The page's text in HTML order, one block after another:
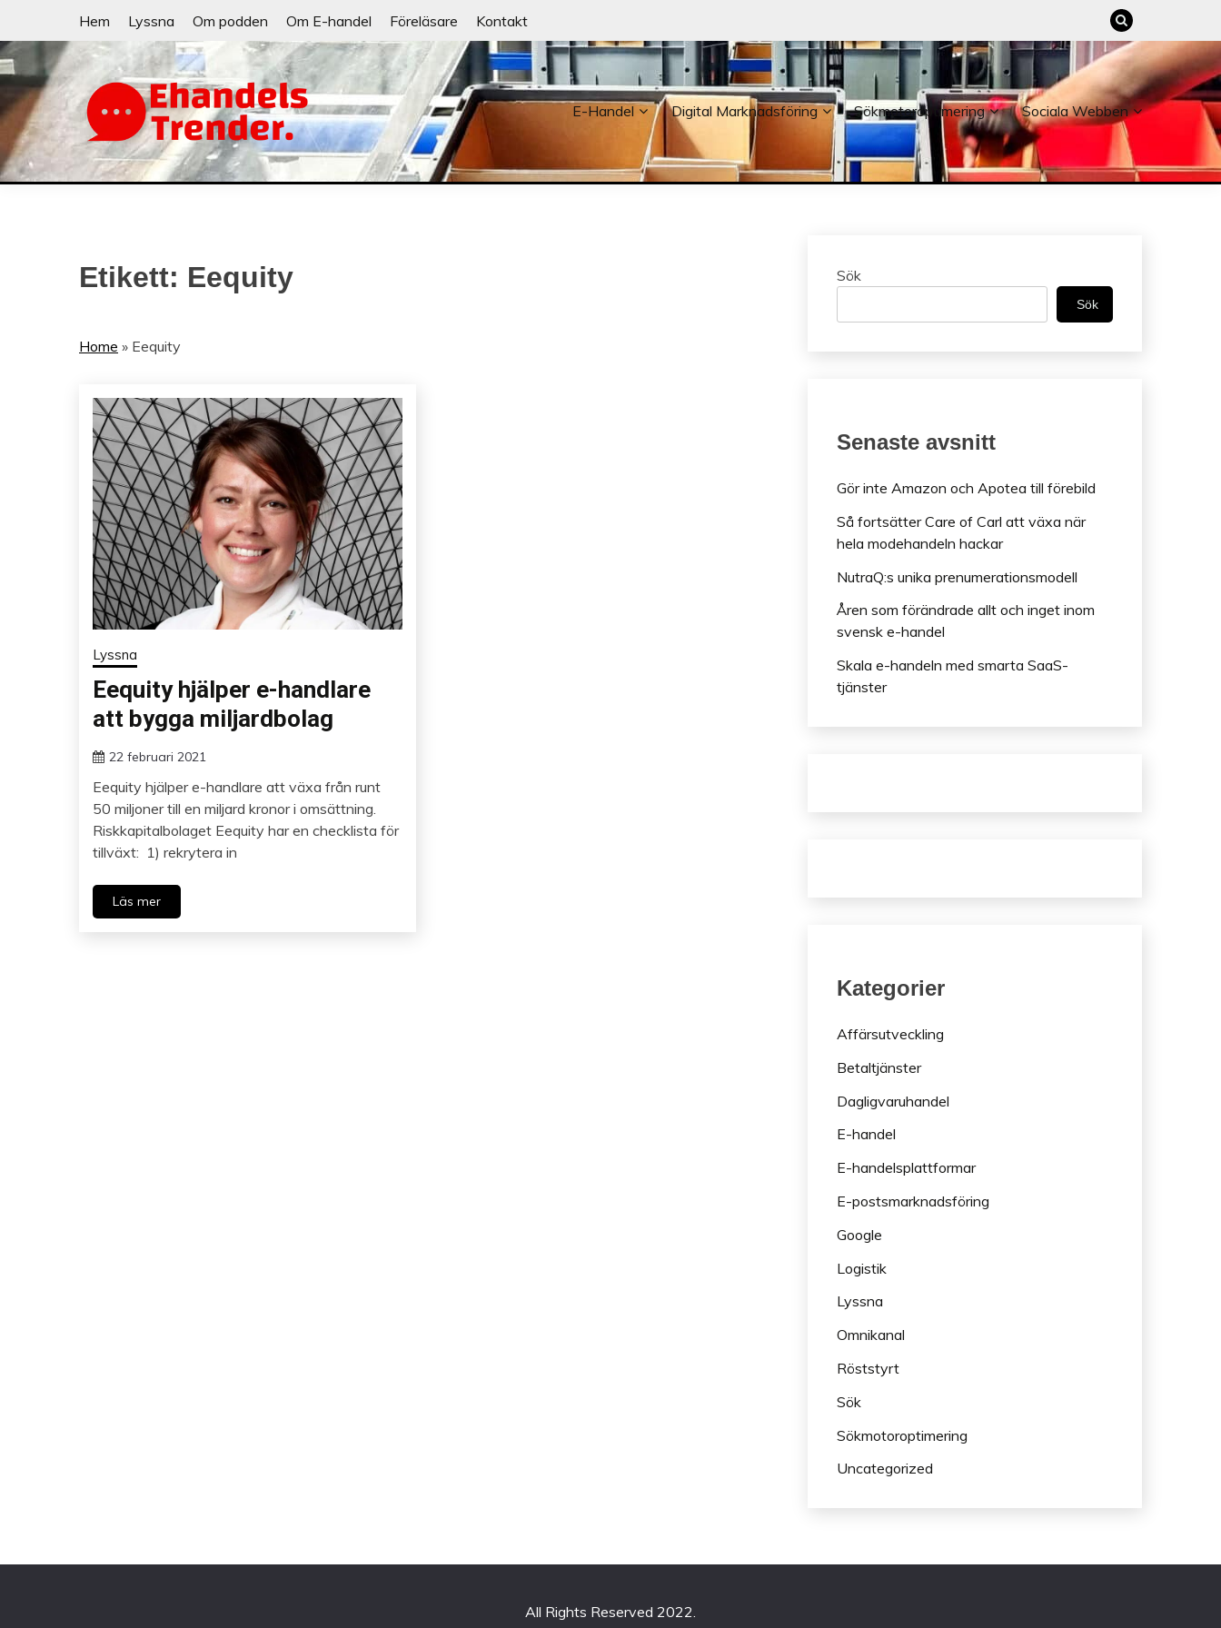
content
Hem Lyssna Om podden Om E-handel Föreläsare Kontakt
EHANDELSTRENDER
När allt blir e-handel
E-Handel Digital Marknadsföring Sökmotoroptimering Sociala Webben
Etikett: Eequity
Home » Eequity
Lyssna
Eequity hjälper e-handlare
att bygga miljardbolag
22 februari 2021
Eequity hjälper e-handlare att växa från runt
50 miljoner till en miljard kronor i omsättning.
Riskkapitalbolaget Eequity har en checklista för
tillväxt: 1) rekrytera in
Läs mer
Sök
Sök
Senaste avsnitt
Gör inte Amazon och Apotea till förebild
Så fortsätter Care of Carl att växa när
hela modehandeln hackar
NutraQ:s unika prenumerationsmodell
Åren som förändrade allt och inget inom
svensk e-handel
Skala e-handeln med smarta SaaS-
tjänster
Kategorier
Affärsutveckling
Betaltjänster
Dagligvaruhandel
E-handel
E-handelsplattformar
E-postsmarknadsföring
Google
Logistik
Lyssna
Omnikanal
Röststyrt
Sök
Sökmotoroptimering
Uncategorized
All Rights Reserved 2022.